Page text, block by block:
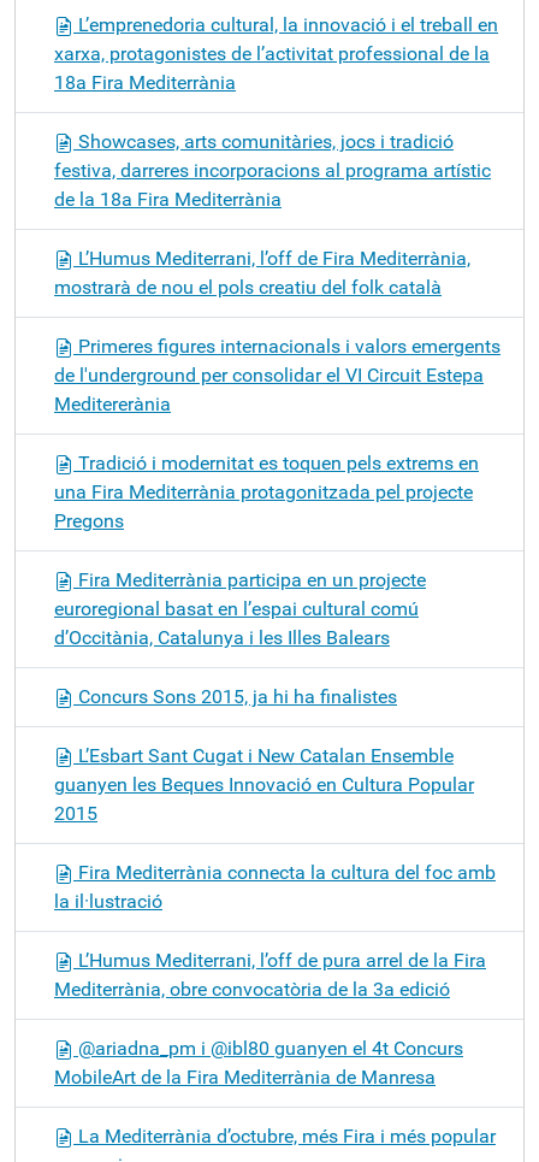
L’emprenedoria cultural, la innovació i el treball en
xarxa, protagonistes de l’activitat professional de la
18a Fira Mediterrània
Showcases, arts comunitàries, jocs i tradició
festiva, darreres incorporacions al programa artístic
de la 18a Fira Mediterrània
L’Humus Mediterrani, l’off de Fira Mediterrània,
mostrarà de nou el pols creatiu del folk català
Primeres figures internacionals i valors emergents
de l'underground per consolidar el VI Circuit Estepa
Meditererània
Tradició i modernitat es toquen pels extrems en
una Fira Mediterrània protagonitzada pel projecte
Pregons
Fira Mediterrània participa en un projecte
euroregional basat en l’espai cultural comú
d’Occitània, Catalunya i les Illes Balears
Concurs Sons 2015, ja hi ha finalistes
L’Esbart Sant Cugat i New Catalan Ensemble
guanyen les Beques Innovació en Cultura Popular
2015
Fira Mediterrània connecta la cultura del foc amb
la il·lustració
L’Humus Mediterrani, l’off de pura arrel de la Fira
Mediterrània, obre convocatòria de la 3a edició
@ariadna_pm i @ibl80 guanyen el 4t Concurs
MobileArt de la Fira Mediterrània de Manresa
La Mediterrània d’octubre, més Fira i més popular